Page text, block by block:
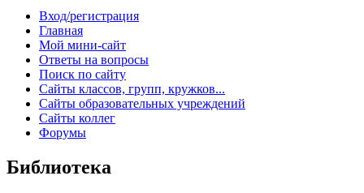
Вход/регистрация
Главная
Мой мини-сайт
Ответы на вопросы
Поиск по сайту
Сайты классов, групп, кружков...
Сайты образовательных учреждений
Сайты коллег
Форумы
Библиотека